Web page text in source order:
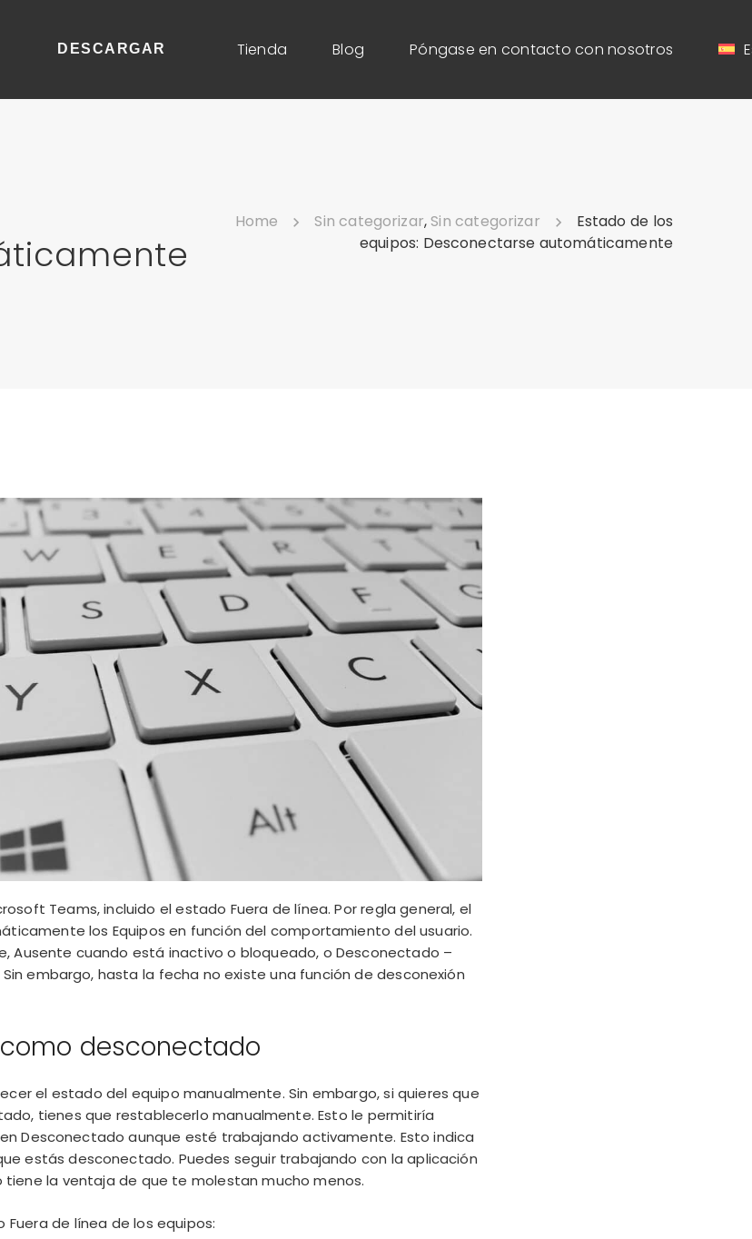
DESCARGAR Tienda Blog Póngase en contacto con nosotros
Home Sin categorizar, Sin categorizar
Estado de los
equipos: Desconectarse automáticamente
Teams, incluido el estado Fuera de línea. Por regla general, el
los Equipos en función del comportamiento del usuario.
Ausente cuando está inactivo o bloqueado, o Desconectado –
embargo, hasta la fecha no existe una función de desconexión
desconectado
el estado del equipo manualmente. Sin embargo, si quieres que
tienes que restablecerlo manualmente. Esto le permitiría
Desconectado aunque esté trabajando activamente. Esto indica
estás desconectado. Puedes seguir trabajando con laaplicación
tiene la ventaja de que te molestan mucho menos.
de línea de los equipos: